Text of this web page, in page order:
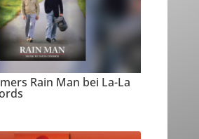
Rain Man bei La-La